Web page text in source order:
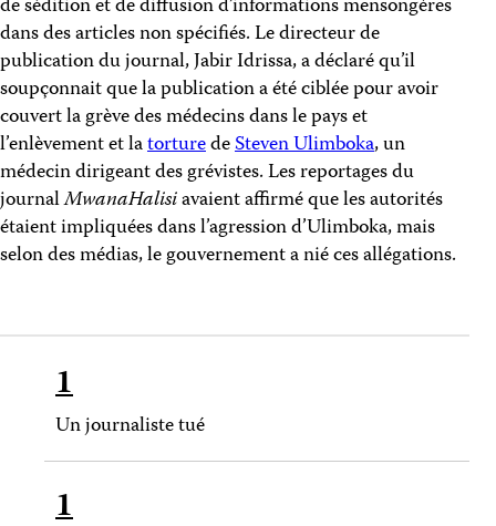
de sédition et de diffusion d’informations mensongères
dans des articles non spécifiés. Le directeur de
publication du journal, Jabir Idrissa, a déclaré qu’il
soupçonnait que la publication a été ciblée pour avoir
couvert la grève des médecins dans le pays et
l’enlèvement et latorturedeSteven Ulimboka, un
médecin dirigeant des grévistes. Les reportages du
journalMwanaHalisiavaient affirmé que les autorités
étaient impliquées dans l’agression d’Ulimboka, mais
selon des médias, le gouvernement a nié ces allégations.
1
Un journaliste tué
1